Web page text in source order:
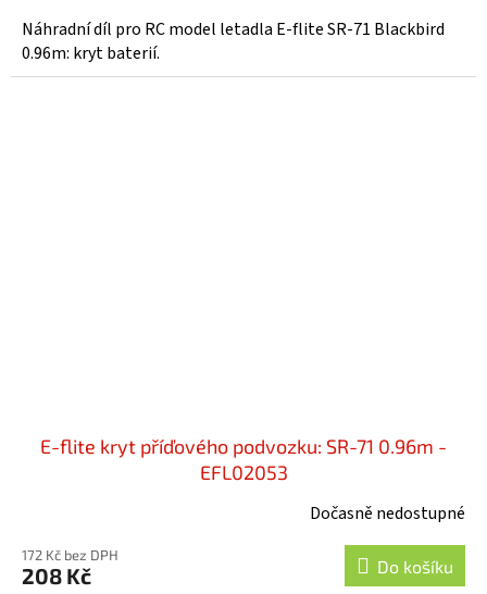
Náhradní díl pro RC model letadla E-flite SR-71 Blackbird
0.96m: kryt baterií.
E-flite kryt příďového podvozku: SR-71 0.96m -
EFL02053
Dočasně nedostupné
172 Kč bez DPH
208 Kč Do košíku